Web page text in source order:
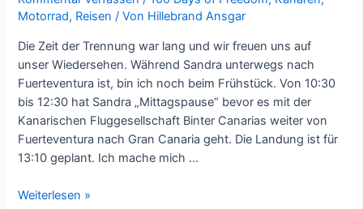
Motorrad, Reisen / Von Hillebrand Ansgar
Die Zeit der Trennung war lang und wir freuen uns auf
unser Wiedersehen. Während Sandra unterwegs nach
Fuerteventura ist, bin ich noch beim Frühstück. Von 10:30
bis 12:30 hat Sandra „Mittagspause“ bevor es mit der
Kanarischen Fluggesellschaft Binter Canarias weiter von
Fuerteventura nach Gran Canaria geht. Die Landung ist für
13:10 geplant. Ich mache mich …
Honda
Weiterlesen »